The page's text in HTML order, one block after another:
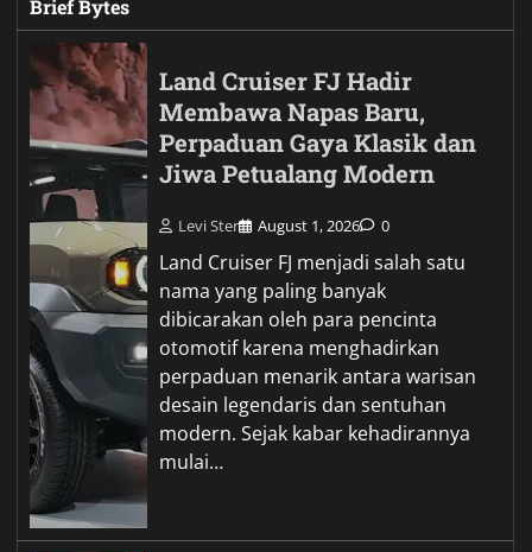
Brief Bytes
Land Cruiser FJ Hadir
Membawa Napas Baru,
Perpaduan Gaya Klasik dan
Jiwa Petualang Modern
Levi Ster August 1, 2026 0
Land Cruiser FJ menjadi salah satu
nama yang paling banyak
dibicarakan oleh para pencinta
otomotif karena menghadirkan
perpaduan menarik antara warisan
desain legendaris dan sentuhan
modern. Sejak kabar kehadirannya
mulai…